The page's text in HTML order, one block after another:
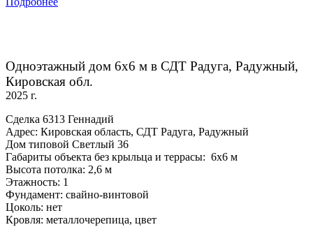
Одноэтажный дом 6х6 м в СДТ Радуга, Радужный,
Кировская обл.
2025 г.
Сделка 6313 Геннадий
Адрес: Кировская область, СДТ Радуга, Радужный
Дом типовой Светлый 36
Габариты объекта без крыльца и террасы: 6х6 м
Высота потолка: 2,6 м
Этажность: 1
Фундамент: свайно-винтовой
Цоколь: нет
Кровля: металлочерепица, цвет